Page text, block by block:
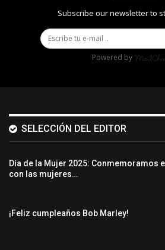
Subscribe our newsletter to
Powered by
SELECCIÓN DEL EDITOR
Día de la Mujer 2025: Conmemoramos
con las mujeres…
¡Feliz cumpleaños Bob Marley!